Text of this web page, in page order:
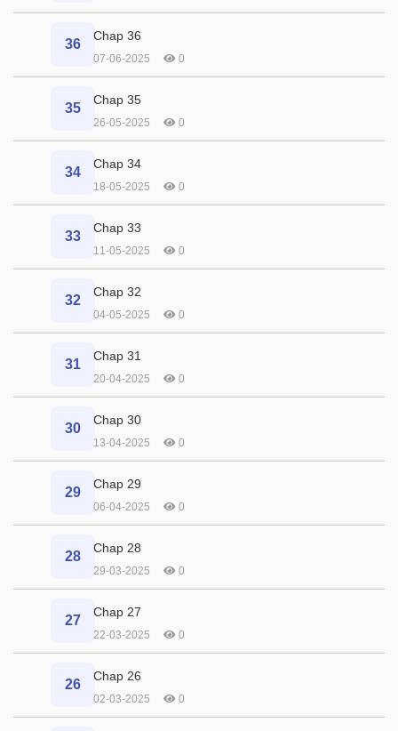
36
Chap 36
07-06-2025 0
35
Chap 35
26-05-2025 0
34
Chap 34
18-05-2025 0
33
Chap 33
11-05-2025 0
32
Chap 32
04-05-2025 0
31
Chap 31
20-04-2025 0
30
Chap 30
13-04-2025 0
29
Chap 29
06-04-2025 0
28
Chap 28
29-03-2025 0
27
Chap 27
22-03-2025 0
26
Chap 26
02-03-2025 0